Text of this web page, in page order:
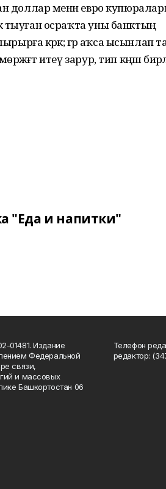
доллар менән евро
тыуған осраҡта уны банктың
кәрәк; әгәр аҡса ысынлап
итеү зарур, тип кәңәш
"Еда и напитки"
01481. Издание
Федеральной
связи,
и массовых
Башкортостан 06
Телефон
редактор: